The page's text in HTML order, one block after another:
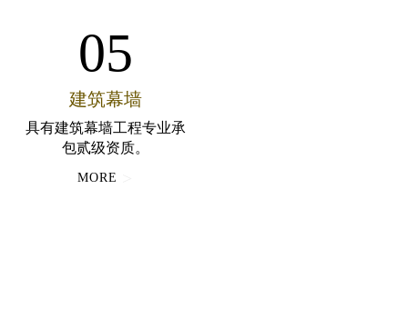
05
建筑幕墙
具有建筑幕墙工程专业承
包贰级资质。
MORE